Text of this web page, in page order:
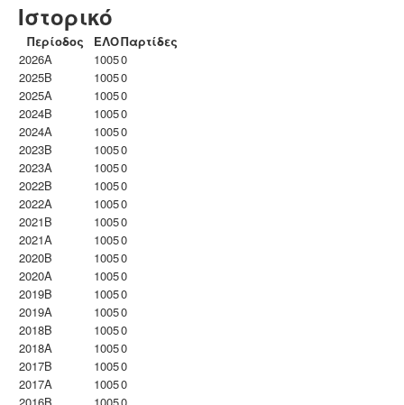
Ιστορικό
Περίοδος ΕΛΟΠαρτίδες
2026A
10050
2025B
10050
2025A
10050
2024B
10050
2024A
10050
2023B
10050
2023Α
10050
2022B
10050
2022A
10050
2021B
10050
2021A
10050
2020B
10050
2020A
10050
2019B
10050
2019A
10050
2018B
10050
2018A
10050
2017B
10050
2017A
10050